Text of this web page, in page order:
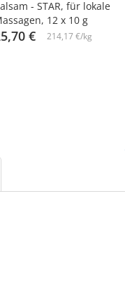
- STAR, für lokale
12 х 10 g
€ 214,17 €/kg